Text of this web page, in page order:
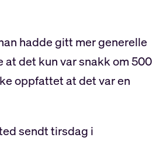
hadde gitt mer generelle
at det kun var snakk om 500
oppfattet at det var en
sendt tirsdag i